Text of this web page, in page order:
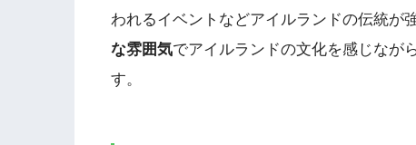
われるイベントなどアイルランドの伝統が
な雰囲気でアイルランドの文化を感じなが
す。